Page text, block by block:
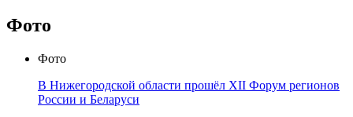
Фото
Фото
В Нижегородской области прошёл XII Форум регионов
России и Беларуси